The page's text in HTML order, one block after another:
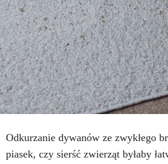
Odkurzanie dywanów ze zwykłego
piasek, czy sierść zwierząt byłaby